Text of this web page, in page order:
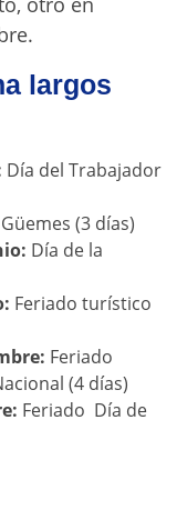
largos
Día del Trabajador
Güemes (3 días)
Día de la
Feriado turístico
Feriado
(4 días)
Feriado Día de